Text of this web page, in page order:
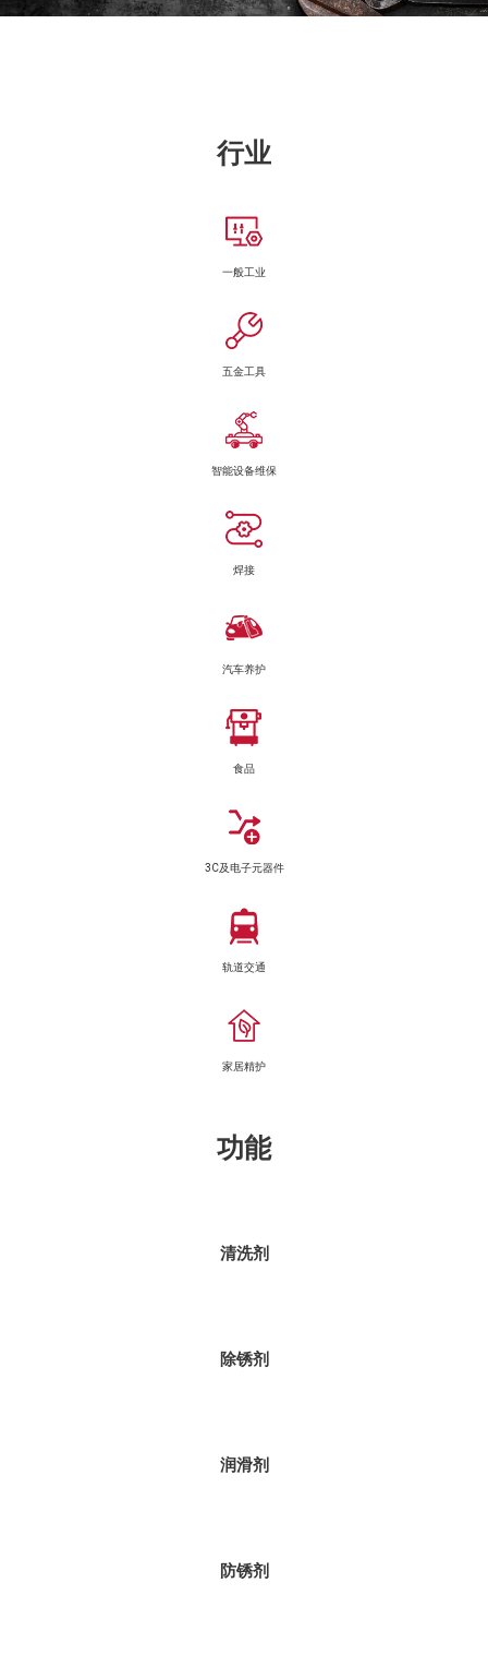
行业
一般工业
五金工具
智能设备维保
焊接
汽车养护
食品
3C及电子元器件
轨道交通
家居精护
功能
清洗剂
除锈剂
润滑剂
防锈剂